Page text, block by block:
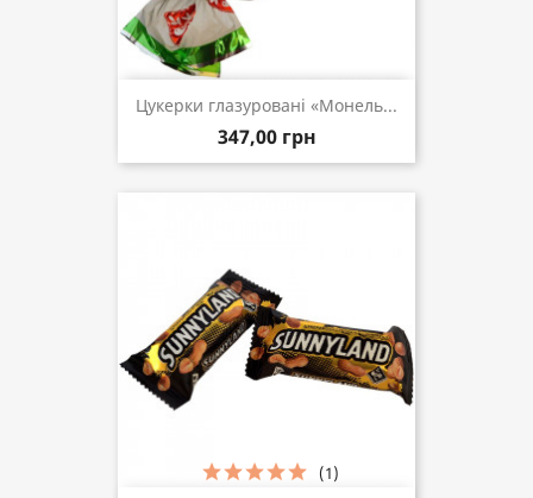
Цукерки глазуровані «Монель...
347,00 грн
(1)